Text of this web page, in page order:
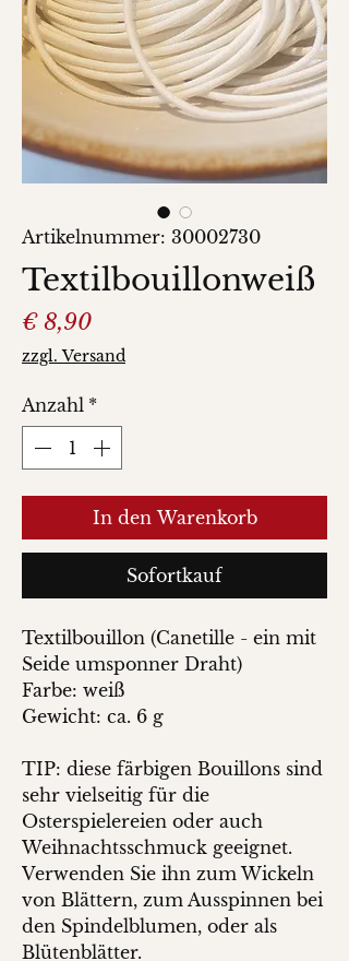
Artikelnummer: 30002730
Textilbouillonweiß
€ 8,90Preis
zzgl. Versand
Anzahl *
In den Warenkorb
Sofortkauf
Textilbouillon (Canetille - ein mit
Seide umsponner Draht)
Farbe: weiß
Gewicht: ca. 6 g
TIP: diese färbigen Bouillons sind
sehr vielseitig für die
Osterspielereien oder auch
Weihnachtsschmuck geeignet.
Verwenden Sie ihn zum Wickeln
von Blättern, zum Ausspinnen bei
den Spindelblumen, oder als
Blütenblätter.